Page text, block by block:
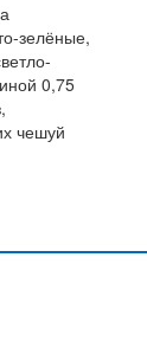
зелёные,
0,75
чешуй